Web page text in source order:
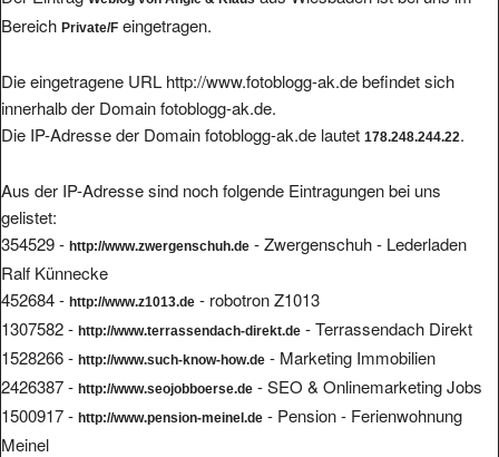
Bereich Private/F eingetragen.
Die eingetragene URL http://www.fotoblogg-ak.de befindet sich
innerhalb der Domain fotoblogg-ak.de.
Die IP-Adresse der Domain fotoblogg-ak.de lautet 178.248.244.22.
Aus der IP-Adresse sind noch folgende Eintragungen bei uns
gelistet:
354529 - http://www.zwergenschuh.de - Zwergenschuh - Lederladen
Ralf Künnecke
452684 - http://www.z1013.de - robotron Z1013
1307582 - http://www.terrassendach-direkt.de - Terrassendach Direkt
1528266 - http://www.such-know-how.de - Marketing Immobilien
2426387 - http://www.seojobboerse.de - SEO & Onlinemarketing Jobs
1500917 - http://www.pension-meinel.de - Pension - Ferienwohnung
Meinel